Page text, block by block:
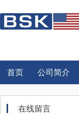
首页 公司简介
在线留言